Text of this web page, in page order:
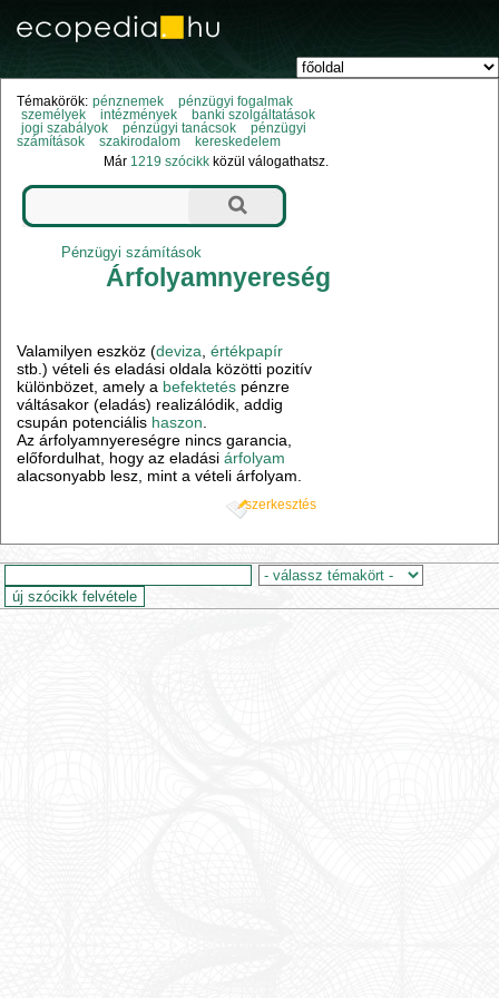
Témakörök: pénznemek
pénzügyi fogalmak
személyek
intézmények
banki szolgáltatások
jogi szabályok
pénzügyi tanácsok
pénzügyi
számítások
szakirodalom
kereskedelem
Már 1219 szócikk közül válogathatsz.
Pénzügyi számítások
Árfolyamnyereség
Valamilyen eszköz (deviza ,értékpapír
stb.) vételi és eladási oldala közötti pozitív
különbözet, amely a befektetés pénzre
váltásakor (eladás) realizálódik, addig
csupán potenciális haszon
Az árfolyamnyereségre nincs garancia,
előfordulhat, hogy az eladásiárfolyam
alacsonyabb lesz, mint a vételi árfolyam.
szerkesztés